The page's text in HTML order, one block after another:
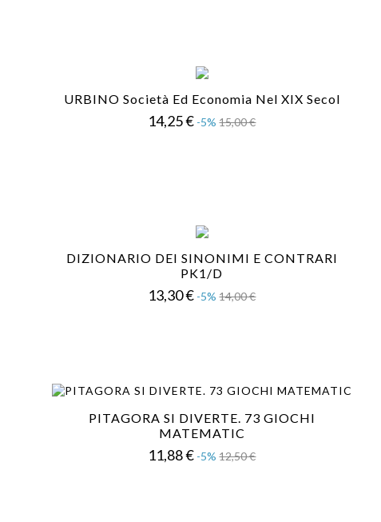
URBINO Società Ed Economia Nel XIX Secol
14,25 €Prezzo
-5% 15,00 €Prezzo
DIZIONARIO DEI SINONIMI E CONTRARI
PK1/D
13,30 €Prezzo
-5% 14,00 €Prezzo
PITAGORA SI DIVERTE. 73 GIOCHI
MATEMATIC
11,88 €Prezzo
-5% 12,50 €Prezzo